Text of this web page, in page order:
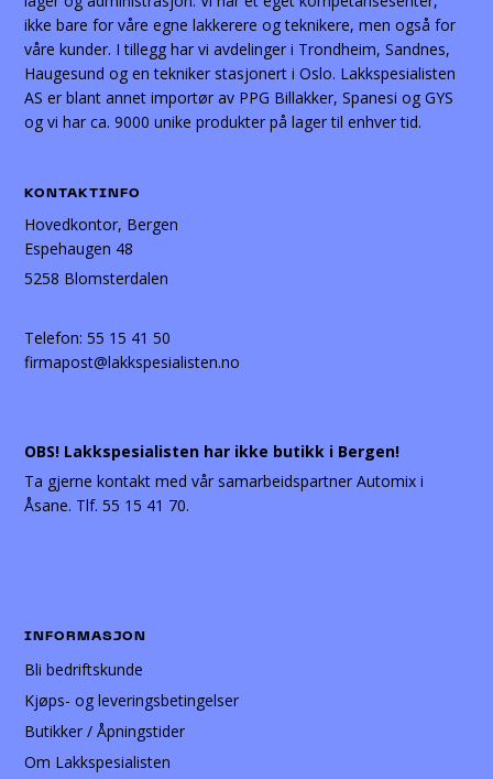
ikke bare for våre egne lakkerere og teknikere, men også for
våre kunder. I tillegg har vi avdelinger i Trondheim, Sandnes,
Haugesund og en tekniker stasjonert i Oslo. Lakkspesialisten
AS er blant annet importør av PPG Billakker, Spanesi og GYS
og vi har ca. 9000 unike produkter på lager til enhver tid.
KONTAKTINFO
Hovedkontor, Bergen
Espehaugen 48
5258 Blomsterdalen
Telefon:55 15 41 50
firmapost@lakkspesialisten.no
OBS! Lakkspesialisten har ikke butikk i Bergen!
Ta gjerne kontakt med vår samarbeidspartner Automix i
Åsane. Tlf. 55 15 41 70.
INFORMASJON
Bli bedriftskunde
Kjøps- og leveringsbetingelser
Butikker / Åpningstider
Om Lakkspesialisten